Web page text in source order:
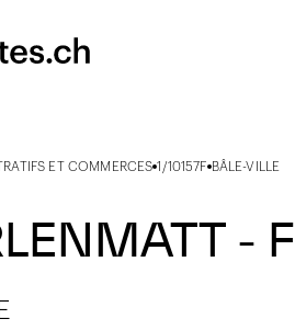
ET COMMERCES 1/10157F BÂLE-VILLE
- F